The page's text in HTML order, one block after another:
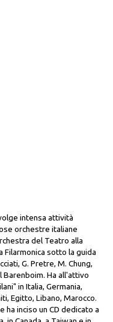
intensa attività
orchestre italiane
del Teatro alla
Filarmonica sotto la guida
G. Pretre, M. Chung,
Barenboim. Ha all'attivo
in Italia, Germania,
Egitto, Libano, Marocco.
ha inciso un CD dedicato a